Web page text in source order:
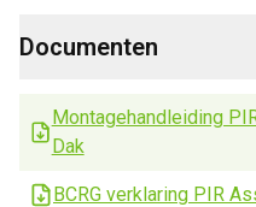
Documenten
Montagehandleiding
Dak
BCRG verklaring PIR